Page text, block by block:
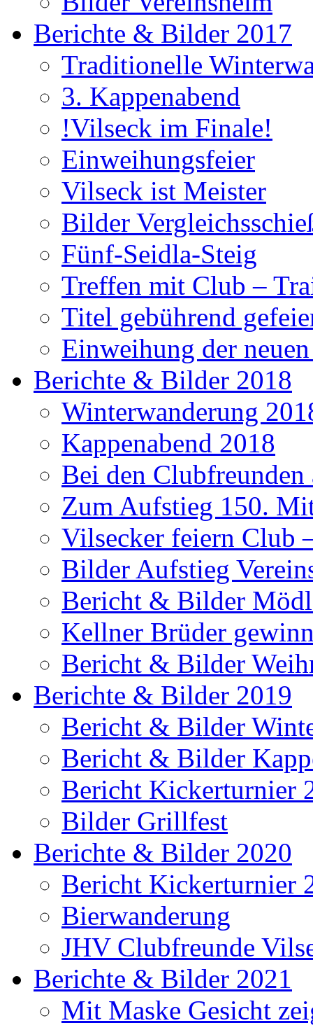
Berichte & Bilder 2017
Traditionelle
3. Kappenabend
!Vilseck im Finale!
Einweihungsfeier
Vilseck ist Meister
Bilder
Fünf-Seidla-Steig
Treffen mit Club –
Titel gebührend
Einweihung der
Berichte & Bilder 2018
Winterwanderung
Kappenabend 2018
Bei den
Zum Aufstieg 150.
Vilsecker feiern Club
Bilder Aufstieg
Bericht & Bilder
Kellner Brüder
Bericht & Bilder
Berichte & Bilder 2019
Bericht & Bilder
Bericht & Bilder
Bericht Kickerturnier
Bilder Grillfest
Berichte & Bilder 2020
Bericht Kickerturnier
Bierwanderung
JHV Clubfreunde
Berichte & Bilder 2021
Mit Maske Gesicht